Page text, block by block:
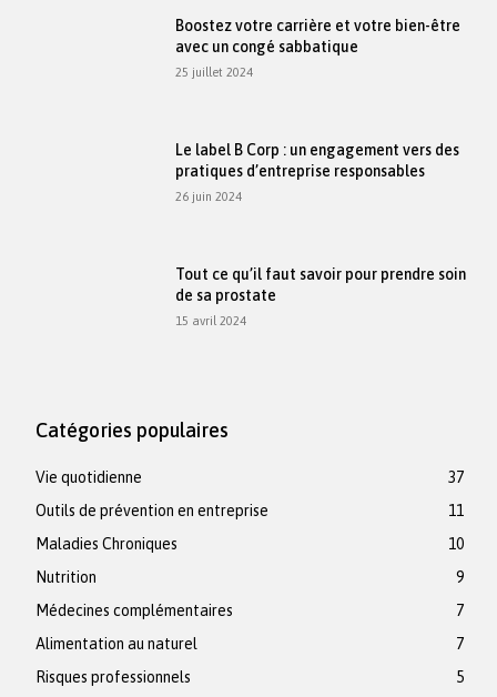
Boostez votre carrière et votre bien-être
avec un congé sabbatique
25 juillet 2024
Le label B Corp : un engagement vers des
pratiques d’entreprise responsables
26 juin 2024
Tout ce qu’il faut savoir pour prendre soin
de sa prostate
15 avril 2024
Catégories populaires
Vie quotidienne
37
Outils de prévention en entreprise
11
Maladies Chroniques
10
Nutrition
9
Médecines complémentaires
7
Alimentation au naturel
7
Risques professionnels
5